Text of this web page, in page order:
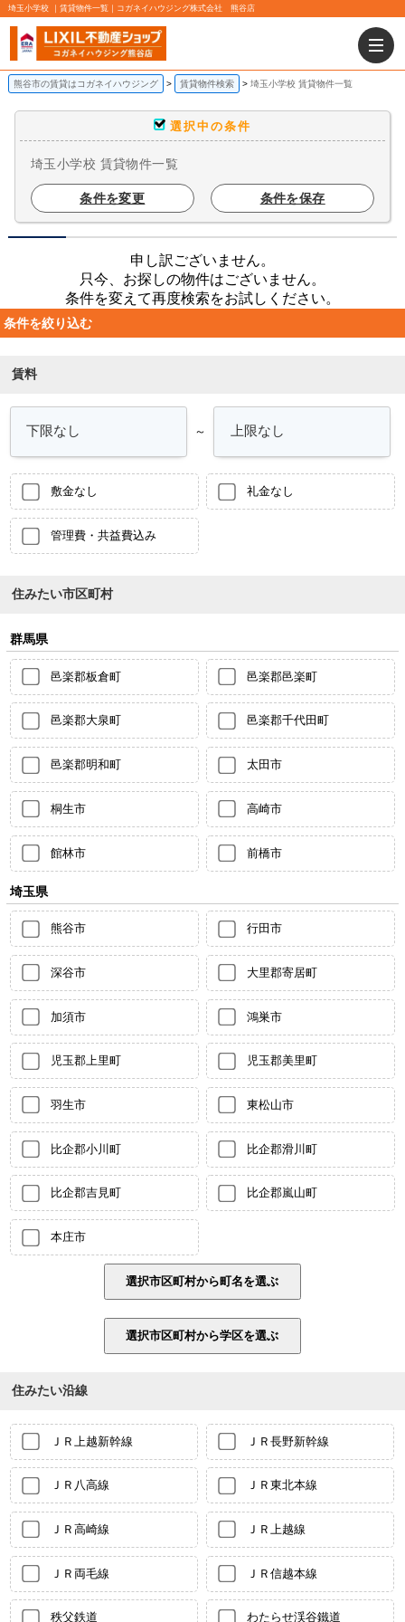
埼玉小学校 ｜賃貸物件一覧｜コガネイハウジング株式会社 熊谷店
熊谷市の賃貸はコガネイハウジング 賃貸物件検索 埼玉小学校 賃貸物件一覧
選択中の条件
埼玉小学校 賃貸物件一覧
条件を変更 条件を保存
申し訳ございません。
只今、お探しの物件はございません。
条件を変えて再度検索をお試しください。
条件を絞り込む
賃料
～
敷金なし 礼金なし
管理費・共益費込み
住みたい市区町村
群馬県
邑楽郡板倉町 邑楽郡邑楽町
邑楽郡大泉町 邑楽郡千代田町
邑楽郡明和町 太田市
桐生市 高崎市
館林市 前橋市
埼玉県
熊谷市 行田市
深谷市 大里郡寄居町
加須市 鴻巣市
児玉郡上里町 児玉郡美里町
羽生市 東松山市
比企郡小川町 比企郡滑川町
比企郡吉見町 比企郡嵐山町
本庄市
住みたい沿線
ＪＲ上越新幹線 ＪＲ長野新幹線
ＪＲ八高線 ＪＲ東北本線
ＪＲ高崎線 ＪＲ上越線
ＪＲ両毛線 ＪＲ信越本線
秩父鉄道 わたらせ渓谷鐵道